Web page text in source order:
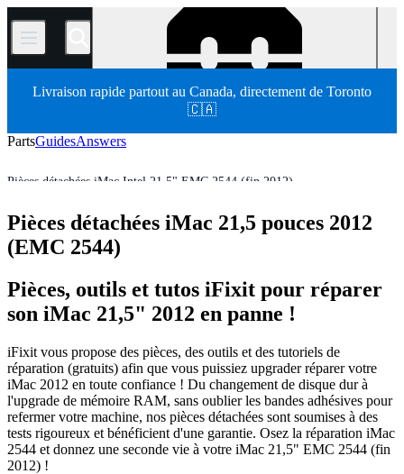
/
Livraison rapide partout au Canada, directement de Toronto
🇨🇦
PartsGuidesAnswers
Pièces détachées iMac Intel 21,5" EMC 2544 (fin 2012)
Pièces détachées
Store
Pièces détachées iMac 21,5 pouces 2012
(EMC 2544)
Pièces, outils et tutos iFixit pour réparer
son iMac 21,5" 2012 en panne !
iFixit vous propose des pièces, des outils et des tutoriels de
réparation (gratuits) afin que vous puissiez upgrader réparer votre
iMac 2012 en toute confiance ! Du changement de disque dur à
l'upgrade de mémoire RAM, sans oublier les bandes adhésives pour
refermer votre machine, nos pièces détachées sont soumises à des
tests rigoureux et bénéficient d'une garantie. Osez la réparation iMac
2544 et donnez une seconde vie à votre iMac 21,5" EMC 2544 (fin
2012) !